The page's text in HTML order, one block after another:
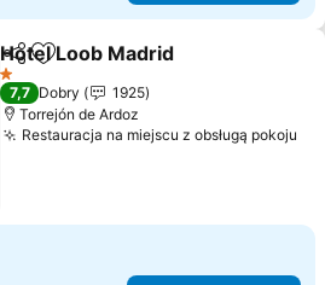
Udostępnij
Dodaj do ulubionych
Hotel Loob Madrid
1 Kategoria
7,7 Dobry
1925
Torrejón de Ardoz
Restauracja na miejscu z obsługą pokoju